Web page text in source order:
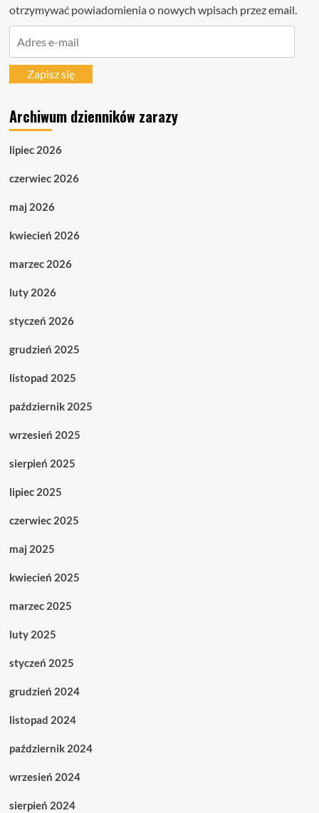
otrzymywać powiadomienia o nowych wpisach przez email.
mailZapisz się
Archiwum dzienników zarazy
lipiec 2026
czerwiec 2026
maj 2026
kwiecień 2026
marzec 2026
luty 2026
styczeń 2026
grudzień 2025
listopad 2025
październik 2025
wrzesień 2025
sierpień 2025
lipiec 2025
czerwiec 2025
maj 2025
kwiecień 2025
marzec 2025
luty 2025
styczeń 2025
grudzień 2024
listopad 2024
październik 2024
wrzesień 2024
sierpień 2024